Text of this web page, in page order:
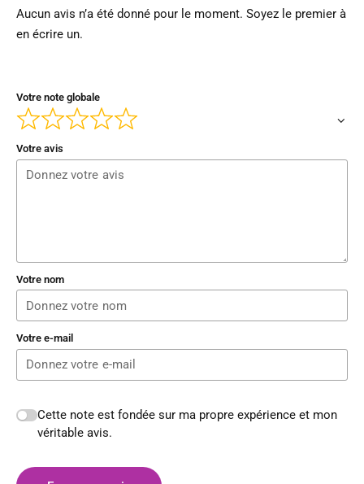
Aucun avis n’a été donné pour le moment. Soyez le premier à
en écrire un.
Votre note globale
Votre avis
Votre nom
Votre e-mail
Cette note est fondée sur ma propre expérience et mon
véritable avis.